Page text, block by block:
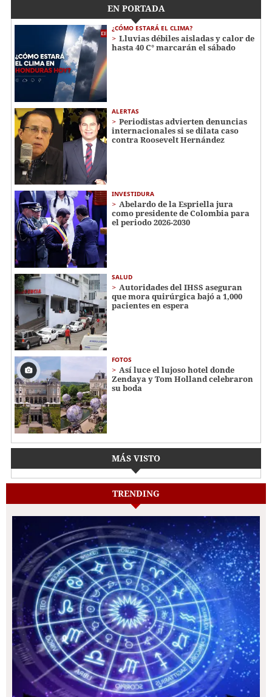
EN PORTADA
¿CÓMO ESTARÁ EL CLIMA?
Lluvias débiles aisladas y calor de
hasta 40 C° marcarán el sábado
ALERTAS
Periodistas advierten denuncias
internacionales si se dilata caso
contra Roosevelt Hernández
INVESTIDURA
Abelardo de la Espriella jura
como presidente de Colombia para
el periodo 2026-2030
SALUD
Autoridades del IHSS aseguran
que mora quirúrgica bajó a 1,000
pacientes en espera
FOTOS
Así luce el lujoso hotel donde
Zendaya y Tom Holland celebraron
su boda
MÁS VISTO
TRENDING